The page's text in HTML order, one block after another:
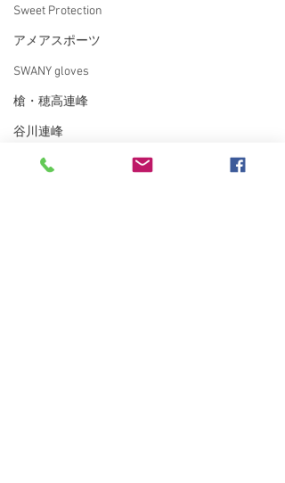
Sweet Protection
アメアスポーツ
SWANY gloves
槍・穂高連峰
谷川連峰
パステルツアー